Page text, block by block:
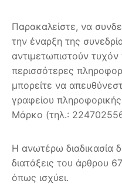
Παρακαλείστε, να
την έναρξη της
αντιμετωπιστούν
περισσότερες
μπορείτε να
γραφείου
Μάρκο (τηλ.:
Η ανωτέρω διαδικασία
διατάξεις του άρθρου
όπως ισχύει.